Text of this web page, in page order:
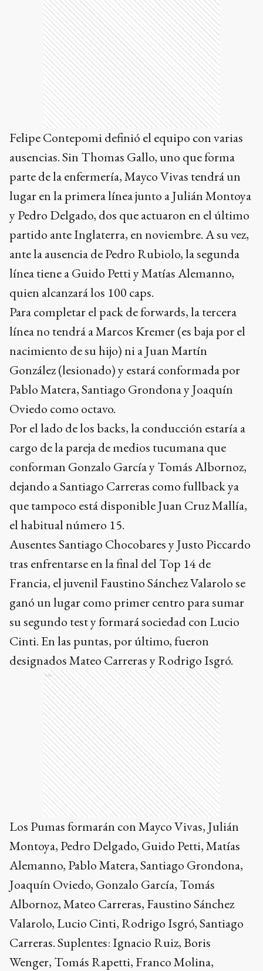
Felipe Contepomi definió el equipo con varias
ausencias. Sin Thomas Gallo, uno que forma
parte de la enfermería, Mayco Vivas tendrá un
lugar en la primera línea junto a Julián Montoya
y Pedro Delgado, dos que actuaron en el último
partido ante Inglaterra, en noviembre. A su vez,
ante la ausencia de Pedro Rubiolo, la segunda
línea tiene a Guido Petti y Matías Alemanno,
quien alcanzará los 100 caps.
Para completar el pack de forwards, la tercera
línea no tendrá a Marcos Kremer (es baja por el
nacimiento de su hijo) ni a Juan Martín
González (lesionado) y estará conformada por
Pablo Matera, Santiago Grondona y Joaquín
Oviedo como octavo.
Por el lado de los backs, la conducción estaría a
cargo de la pareja de medios tucumana que
conforman Gonzalo García y Tomás Albornoz,
dejando a Santiago Carreras como fullback ya
que tampoco está disponible Juan Cruz Mallía,
el habitual número 15.
Ausentes Santiago Chocobares y Justo Piccardo
tras enfrentarse en la final del Top 14 de
Francia, el juvenil Faustino Sánchez Valarolo se
ganó un lugar como primer centro para sumar
su segundo test y formará sociedad con Lucio
Cinti. En las puntas, por último, fueron
designados Mateo Carreras y Rodrigo Isgró.
Ads
Los Pumas formarán con Mayco Vivas, Julián
Montoya, Pedro Delgado, Guido Petti, Matías
Alemanno, Pablo Matera, Santiago Grondona,
Joaquín Oviedo, Gonzalo García, Tomás
Albornoz, Mateo Carreras, Faustino Sánchez
Valarolo, Lucio Cinti, Rodrigo Isgró, Santiago
Carreras. Suplentes: Ignacio Ruiz, Boris
Wenger, Tomás Rapetti, Franco Molina,